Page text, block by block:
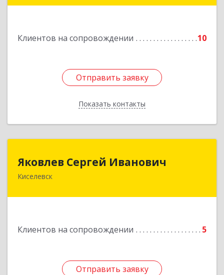
Клиентов на сопровождении 10
Отправить заявку
Показать контакты
Отправить заявку
Назад
Яковлев Сергей Иванович
Киселевск
Клиентов на сопровождении 5
Отправить заявку
Яковлев Сергей Иванович
650002, Кемеровская обл, г.Кемерово, пр-т
Отправить заявку